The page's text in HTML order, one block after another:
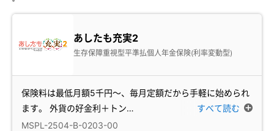
あしたも充実2
生存保障重視型平準払個人年金保険(利率変動型)
保険料は最低月額5千円～、毎月定額だから手軽に始められ
ます。 外貨の好金利＋トン…
すべて読む
MSPL-2504-B-0203-00